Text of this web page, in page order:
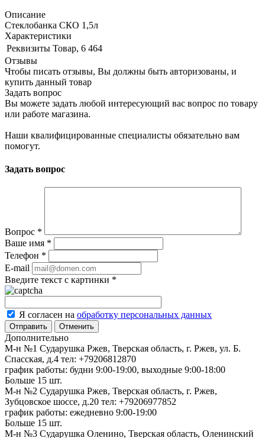
Описание
Стеклобанка СКО 1,5л
Характеристики
Реквизиты Товар, 6 464
Отзывы
Чтобы писать отзывы, Вы должны быть авторизованы, и
купить данный товар
Задать вопрос
Вы можете задать любой интересующий вас вопрос по товару
или работе магазина.
Наши квалифицированные специалисты обязательно вам
помогут.
Задать вопрос
Вопрос *
Ваше имя *
Телефон *
E-mail
Введите текст с картинки *
Я согласен на обработку персональных данных
Отменить
Дополнительно
М-н №1 Сударушка Ржев, Тверская область, г. Ржев, ул. Б.
Спасская, д.4 тел: +79206812870
график работы: будни 9:00-19:00, выходные 9:00-18:00
Больше 15 шт.
М-н №2 Cударушка Ржев, Тверская область, г. Ржев,
Зубцовское шоссе, д.20 тел: +79206977852
график работы: ежедневно 9:00-19:00
Больше 15 шт.
М-н №3 Сударушка Оленино, Тверская область, Оленинский